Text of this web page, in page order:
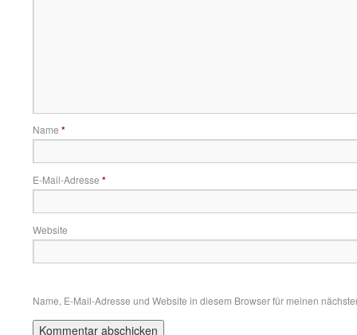
Name *
E-Mail-Adresse *
Website
Name, E-Mail-Adresse und Website in diesem Browser für meinen